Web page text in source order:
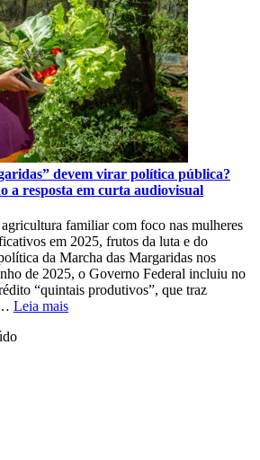
devem virar política pública?
a resposta em curta audiovisual
familiar com foco nas mulheres
em 2025, frutos da luta e do
da Marcha das Margaridas nos
de 2025, o Governo Federal incluiu no
“quintais produtivos”, que traz
Leia mais